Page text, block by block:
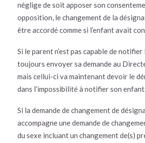
néglige de soit apposer son
opposition, le changement de la
être accordé comme si l’enfant avait
Si le parent n’est pas capable de notifier
toujours envoyer sa demande au
mais cellui-ci va maintenant devoir le
dans l’impossibilité à notifier son
Si la demande de changement de
accompagne une demande de
du sexe incluant un changement de(s)